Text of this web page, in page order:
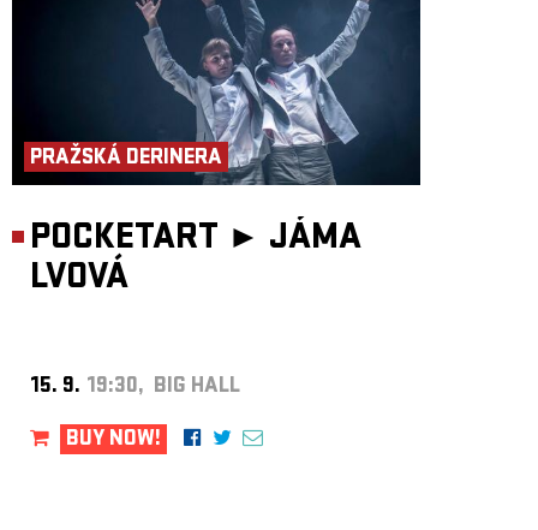
PRAŽSKÁ DERINERA
POCKETART ► JÁMA
LVOVÁ
15. 9. 19:30, BIG HALL
BUY NOW!